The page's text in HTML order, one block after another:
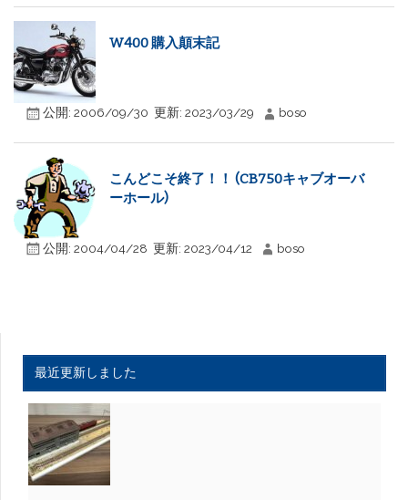
W400 購入顛末記
公開: 2006/09/30 更新: 2023/03/29 boso
こんどこそ終了！！ (CB750キャブオーバ
ーホール)
公開: 2004/04/28 更新: 2023/04/12 boso
最近更新しました